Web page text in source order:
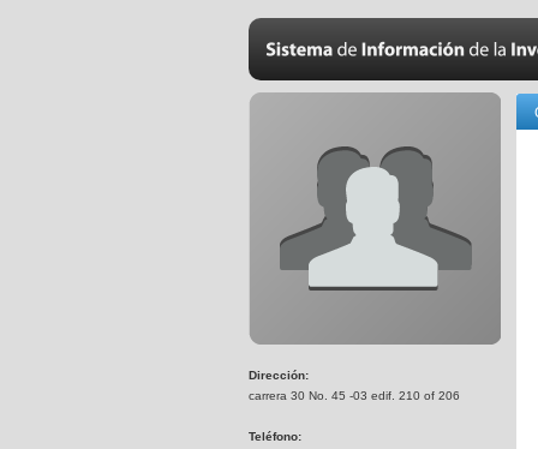
Dirección:
carrera 30 No. 45 -03 edif. 210 of 206
Teléfono: